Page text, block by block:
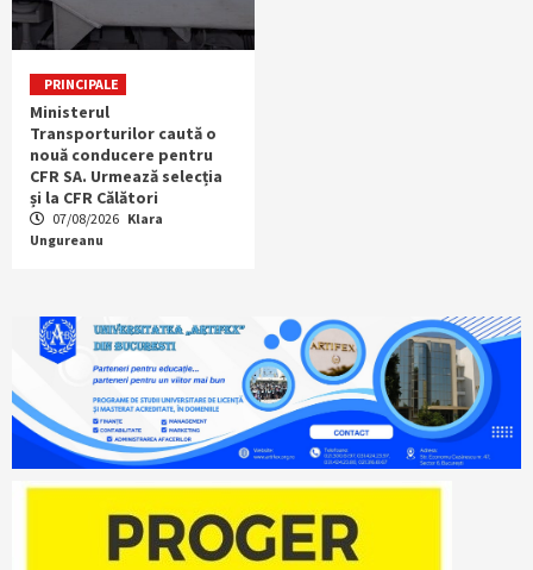
PRINCIPALE
Ministerul
Transporturilor caută o
nouă conducere pentru
CFR SA. Urmează selecția
și la CFR Călători
07/08/2026 Klara
Ungureanu